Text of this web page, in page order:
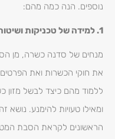
נוספים. הנה כמה מהם:
1. למידה של טכניקות ושיטות בישול כשרות
מנחים של סדנה כשרה, מן
את חוקי הכשרות ואת
ללמוד מהם כיצד לבשל מזון
ומאילו טעויות להימנע.
הראשונים לקראת הסבת